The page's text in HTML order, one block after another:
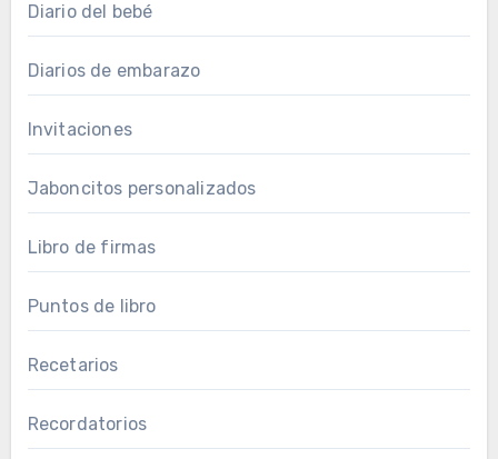
Diario del bebé
Diarios de embarazo
Invitaciones
Jaboncitos personalizados
Libro de firmas
Puntos de libro
Recetarios
Recordatorios